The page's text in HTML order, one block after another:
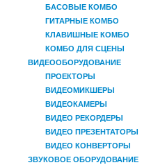
БАСОВЫЕ КОМБО
ГИТАРНЫЕ КОМБО
КЛАВИШНЫЕ КОМБО
КОМБО ДЛЯ СЦЕНЫ
ВИДЕООБОРУДОВАНИЕ
ПРОЕКТОРЫ
ВИДЕОМИКШЕРЫ
ВИДЕОКАМЕРЫ
ВИДЕО РЕКОРДЕРЫ
ВИДЕО ПРЕЗЕНТАТОРЫ
ВИДЕО КОНВЕРТОРЫ
ЗВУКОВОЕ ОБОРУДОВАНИЕ